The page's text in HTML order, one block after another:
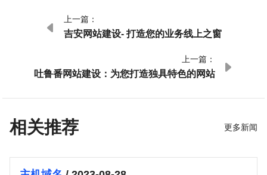

上一篇：
吉安网站建设- 打造您的业务线上之窗
上一篇：
吐鲁番网站建设：为您打造独具特色的网站

相关推荐 更多新闻